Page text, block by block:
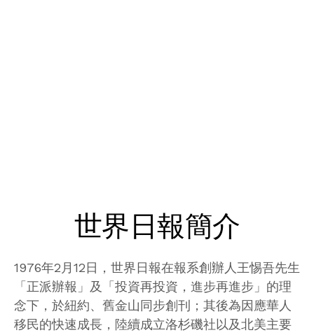
世界日報簡介
1976年2月12日，世界日報在報系創辦人王惕吾先生
「正派辦報」及「投資再投資，進步再進步」的理
念下，於紐約、舊金山同步創刊；其後為因應華人
移民的快速成長，陸續成立洛杉磯社以及北美主要